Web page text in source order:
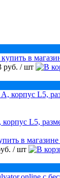
руб. / шт
L5,
/ шт